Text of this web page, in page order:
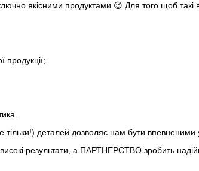
якісними продуктами.😉 Для того щоб такі
продукції;
тільки!) деталей дозволяє нам бути
результати, а ПАРТНЕРСТВО зробить